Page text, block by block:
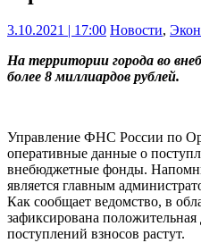
3.10.2021 | 17:00 Новости,
На территории города во
более 8 миллиардов рублей.
Управление ФНС России по
оперативные данные о
внебюджетные фонды.
является главным
Как сообщает ведомство, в
зафиксирована
поступлений взносов растут.